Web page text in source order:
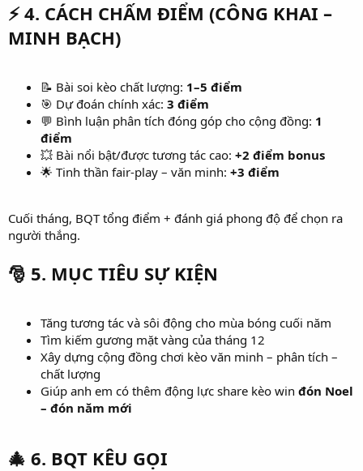
⚡ 4. CÁCH CHẤM ĐIỂM (CÔNG KHAI –
MINH BẠCH)
📝 Bài soi kèo chất lượng: 1–5 điểm
🎯 Dự đoán chính xác: 3 điểm
💬 Bình luận phân tích đóng góp cho cộng đồng: 1
điểm
💥 Bài nổi bật/được tương tác cao: +2 điểm bonus
🌟 Tinh thần fair-play – văn minh: +3 điểm
Cuối tháng, BQT tổng điểm + đánh giá phong độ để chọn ra
người thắng.
🎅 5. MỤC TIÊU SỰ KIỆN
Tăng tương tác và sôi động cho mùa bóng cuối năm
Tìm kiếm gương mặt vàng của tháng 12
Xây dựng cộng đồng chơi kèo văn minh – phân tích –
chất lượng
Giúp anh em có thêm động lực share kèo win đón Noel
– đón năm mới
🎄 6. BQT KÊU GỌI